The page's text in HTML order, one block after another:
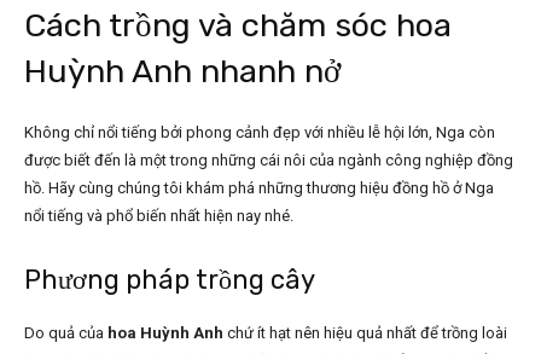
Cách trồng và chăm sóc hoa
Huỳnh Anh nhanh nở
Không chỉ nổi tiếng bởi phong cảnh đẹp với nhiều lễ hội lớn, Nga còn
được biết đến là một trong những cái nôi của ngành công nghiệp đồng
hồ. Hãy cùng chúng tôi khám phá những thương hiệu đồng hồ ở Nga
nổi tiếng và phổ biến nhất hiện nay nhé.
Phương pháp trồng cây
Do quả của hoa Huỳnh Anh chứ ít hạt nên hiệu quả nhất để trồng loài